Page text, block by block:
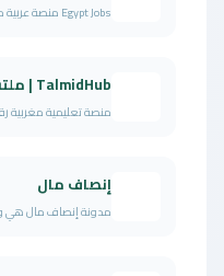
Egypt Jobs منصة عربية متخصصة في نشر أحدث الوظائف في مصر والخ...
TalmidHub | ملتقى الطالب المغربي للتفوق
منصة تعليمية مغربية
إنصاف مال
مدونة إنصاف مال هي